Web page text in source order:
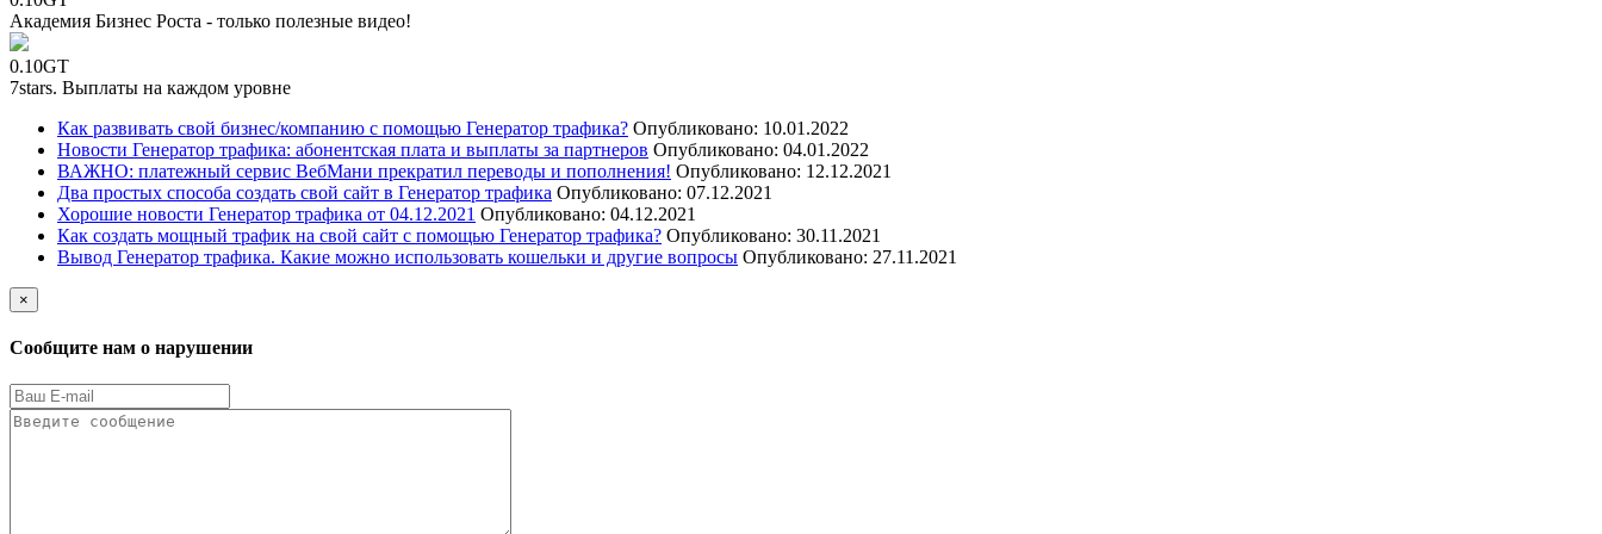
Академия Бизнес Роста - только полезные видео!
0.10GT
7stars. Выплаты на каждом уровне
Как развивать свой бизнес/компанию с помощью Генератор трафика? Опубликовано: 10.01.2022
Новости Генератор трафика: абонентская плата и выплаты за партнеров Опубликовано: 04.01.2022
ВАЖНО: платежный сервис ВебМани прекратил переводы и пополнения! Опубликовано: 12.12.2021
Два простых способа создать свой сайт в Генератор трафика Опубликовано: 07.12.2021
Хорошие новости Генератор трафика от 04.12.2021 Опубликовано: 04.12.2021
Как создать мощный трафик на свой сайт с помощью Генератор трафика? Опубликовано: 30.11.2021
Вывод Генератор трафика. Какие можно использовать кошельки и другие вопросы Опубликовано: 27.11.2021
×
Сообщите нам о нарушении